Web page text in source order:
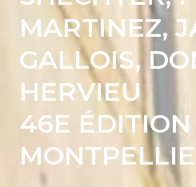
MARTINEZ,
GALLOIS,
HERVIEU
46E ÉDITION